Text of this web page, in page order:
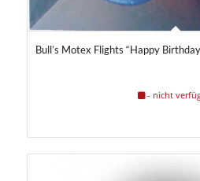
Bull’s Motex Flights “Happy
- nicht